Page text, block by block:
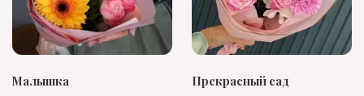
Малышка Прекрасный сад